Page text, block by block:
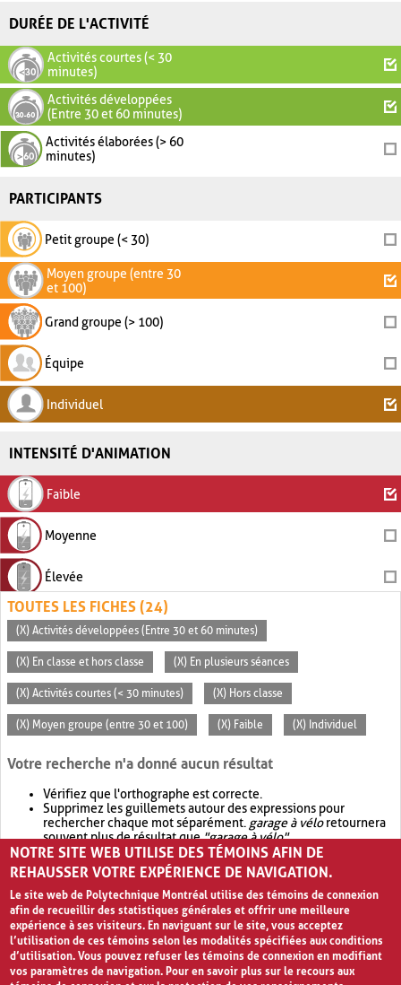
DURÉE DE L'ACTIVITÉ
Activités courtes (< 30
minutes)
Activités développées
(Entre 30 et 60 minutes)
Activités élaborées (> 60
minutes)
PARTICIPANTS
Petit groupe (< 30)
Moyen groupe (entre 30
et 100)
Grand groupe (> 100)
Équipe
Individuel
INTENSITÉ D'ANIMATION
Faible
Moyenne
Élevée
TOUTES LES FICHES (24)
(X) Activités développées (Entre 30 et 60 minutes)
(X) En classe et hors classe (X) En plusieurs séances
(X) Activités courtes (< 30 minutes) (X) Hors classe
(X) Moyen groupe (entre 30 et 100) (X) Faible (X) Individuel
Votre recherche n'a donné aucun résultat
Vérifiez que l'orthographe est correcte.
Supprimez les guillemets autour des expressions pour
rechercher chaque mot séparément. garage à véloretournera
souvent plus de résultat que"garage à vélo".
Envisagez d'élargir votre recherche avec OR.garage OR vélo
retournera souvent plus de résultat quegarage à vélo
NOTRE SITE WEB UTILISE DES TÉMOINS AFIN DE
REHAUSSER VOTRE EXPÉRIENCE DE NAVIGATION.
Le site web de Polytechnique Montréal utilise des témoins de connexion
afin de recueillir des statistiques générales et offrir une meilleure
expérience à ses visiteurs. En naviguant sur le site, vous acceptez
l’utilisation de ces témoins selon les modalités spécifiées aux conditions
d’utilisation. Vous pouvez refuser les témoins de connexion en modifiant
vos paramètres de navigation. Pour en savoir plus sur le recours aux